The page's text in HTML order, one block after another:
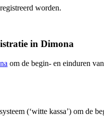
worden.
in Dimona
om de begin- en einduren
(‘witte kassa’) om de